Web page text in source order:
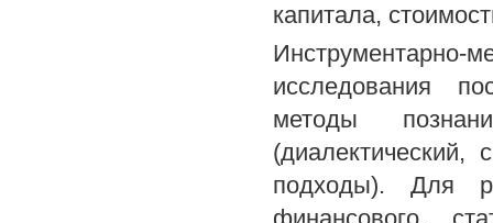
капитала,
исследования
методы
(диалектический,
подходы). Для